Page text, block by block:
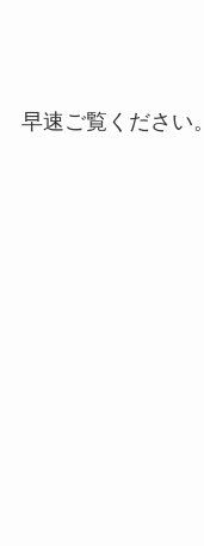
早速ご覧ください。